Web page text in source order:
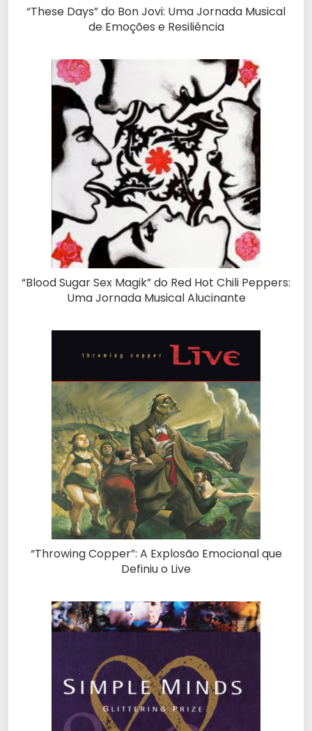
“These Days” do Bon Jovi: Uma Jornada Musical
de Emoções e Resiliência
“Blood Sugar Sex Magik” do Red Hot Chili Peppers:
Uma Jornada Musical Alucinante
“Throwing Copper”: A Explosão Emocional que
Definiu o Live